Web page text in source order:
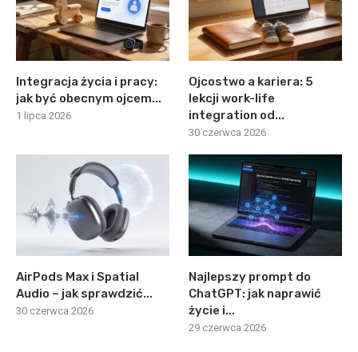
Integracja życia i pracy:
jak być obecnym ojcem...
1 lipca 2026
Ojcostwo a kariera: 5
lekcji work-life
integration od...
30 czerwca 2026
AirPods Max i Spatial
Audio – jak sprawdzić...
30 czerwca 2026
Najlepszy prompt do
ChatGPT: jak naprawić
życie i...
29 czerwca 2026